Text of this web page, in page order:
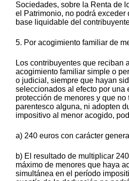
Sociedades, sobre la Renta de
el Patrimonio, no podrá exceder
base liquidable del
5. Por acogimiento familiar de
Los contribuyentes que reciban
acogimiento familiar simple o
o judicial, siempre que hayan
seleccionados al efecto por una
protección de menores y que
parentesco alguna, ni adopten
impositivo al menor acogido,
a) 240 euros con carácter
b) El resultado de multiplicar
máximo de menores que haya
simultánea en el período